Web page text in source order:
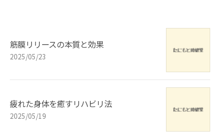
筋膜リリースの本質と効果
2025/05/23
疲れた身体を癒すリハビリ法
2025/05/19